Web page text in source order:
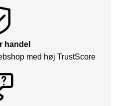
handel
med høj TrustScore